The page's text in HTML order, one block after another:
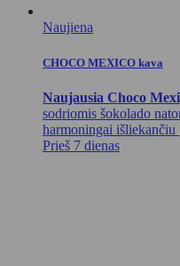
Naujiena
CHOCO MEXICO kava
Naujausia Choco
sodriomis šokolado
harmoningai išliekančiu
Prieš 7 dienas